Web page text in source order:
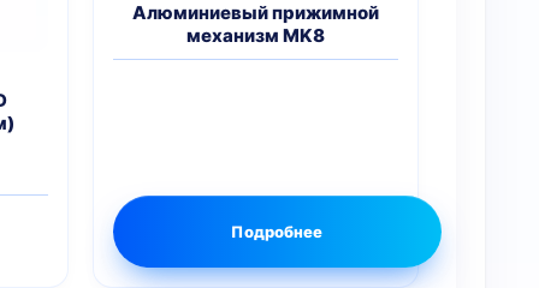
грн..
Алюминиевый прижимной
механизм MK8
Подробнее